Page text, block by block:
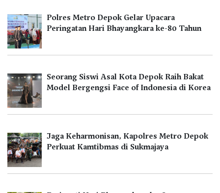
Polres Metro Depok Gelar Upacara
Peringatan Hari Bhayangkara ke-80 Tahun
Seorang Siswi Asal Kota Depok Raih Bakat
Model Bergengsi Face of Indonesia di Korea
Jaga Keharmonisan, Kapolres Metro Depok
Perkuat Kamtibmas di Sukmajaya